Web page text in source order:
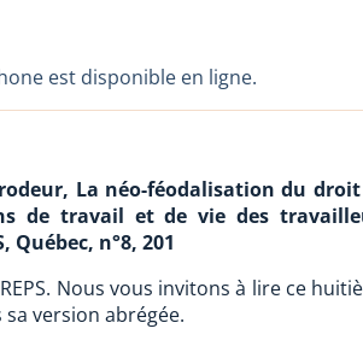
est disponible en ligne.
La néo-féodalisation du
de travail et de vie des
Québec, n°8, 201
Nous vous invitons à lire ce
version abrégée.